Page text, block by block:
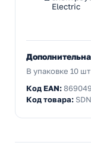
Electric
В упаковке 10 шт
Код EAN:
Код товара: